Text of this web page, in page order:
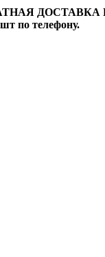
ДОСТАВКА
по телефону.